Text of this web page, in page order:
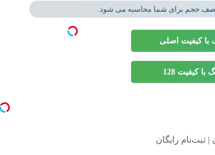
و نصف حجم برای شما محاسبه می شود.
با کیفیت اصلی
با کیفیت 128